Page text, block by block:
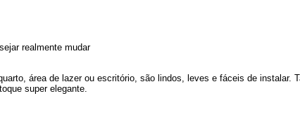
realmente mudar
área de lazer ou escritório, são lindos, leves e fáceis de instalar.
super elegante.